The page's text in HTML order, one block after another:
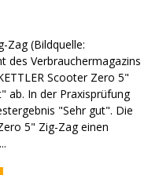
des Verbrauchermagazins
Scooter Zero 5"
ab. In der Praxisprüfung
"Sehr gut". Die
5" Zig-Zag einen